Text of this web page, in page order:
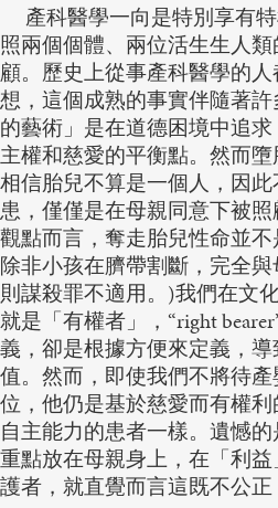
產科醫學一向是特別享有
照兩個個體、兩位活生生人
顧。歷史上從事產科醫學的
想，這個成熟的事實伴隨著
的藝術」是在道德困境中追
主權和慈愛的平衡點。然而
相信胎兒不算是一個人，因
患，僅僅是在母親同意下被
觀點而言，奪走胎兒性命並
除非小孩在臍帶割斷，完全
則謀殺罪不適用。)我們在文
就是「有權者」，“right
義，卻是根據方便來定義，
值。然而，即使我們不將待
位，他仍是基於慈愛而有權
自主能力的患者一樣。遺憾
重點放在母親身上，在「利
護者，就直覺而言這既不公正